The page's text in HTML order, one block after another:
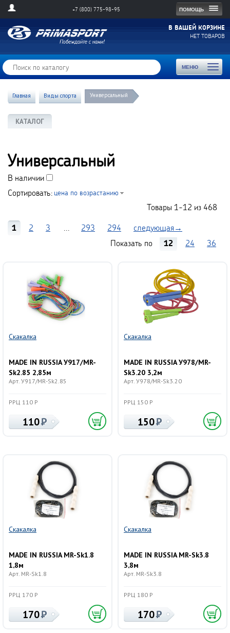
ПОМОЩЬ
+7 (800) 775-98-95
В ВАШЕЙ КОРЗИНЕ
НЕТ ТОВАРОВ
МЕНЮ
Toggle
Главная Виды спорта Универсальный
КАТАЛОГ
Универсальный
В наличии
Сортировать: цена по возрастанию
Товары 1-12 из 468
1
2 3 ... 293 294
следующая→
Показать по
12 24 36
Скакалка
MADE IN RUSSIA У917/MR-
Sk2.85 2,85м
Арт. У917/MR-Sk2.85
РРЦ 110 Р
110
Скакалка
MADE IN RUSSIA У978/MR-
Sk3.20 3,2м
Арт. У978/MR-Sk3.20
РРЦ 150 Р
150
Скакалка
MADE IN RUSSIA MR-Sk1.8
1,8м
Арт. MR-Sk1.8
РРЦ 170 Р
170
Скакалка
MADE IN RUSSIA MR-Sk3.8
3,8м
Арт. MR-Sk3.8
РРЦ 180 Р
170